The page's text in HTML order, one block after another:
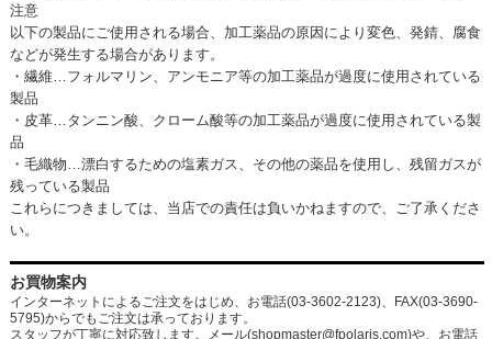
注意
以下の製品にご使用される場合、加工薬品の原因により変色、発錆、腐食
などが発生する場合があります。
・繊維…フォルマリン、アンモニア等の加工薬品が過度に使用されている
製品
・皮革…タンニン酸、クローム酸等の加工薬品が過度に使用されている製
品
・毛織物…漂白するための塩素ガス、その他の薬品を使用し、残留ガスが
残っている製品
これらにつきましては、当店での責任は負いかねますので、ご了承くださ
い。
お買物案内
インターネットによるご注文をはじめ、お電話(03-3602-2123)、FAX(03-3690-
5795)からでもご注文は承っております。
スタッフが丁寧に対応致します。メール(shopmaster@fpolaris.com)や、お電話